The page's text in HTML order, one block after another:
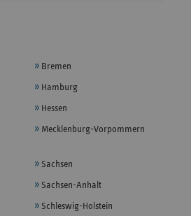
Bremen
Hamburg
Hessen
Mecklenburg-Vorpommern
Sachsen
Sachsen-Anhalt
Schleswig-Holstein